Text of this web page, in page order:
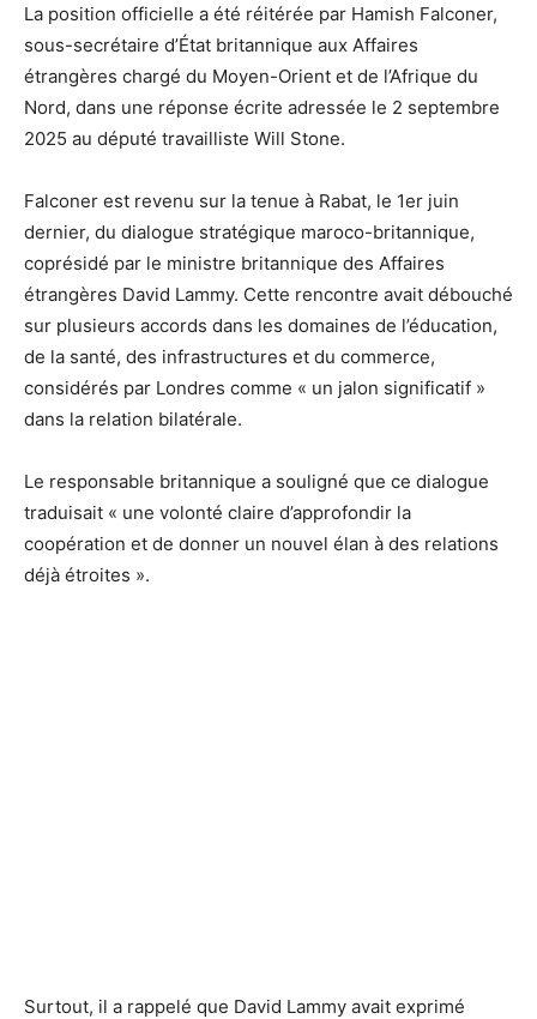
La position officielle a été réitérée par Hamish Falconer,
sous-secrétaire d’État britannique aux Affaires
étrangères chargé du Moyen-Orient et de l’Afrique du
Nord, dans une réponse écrite adressée le 2 septembre
2025 au député travailliste Will Stone.
Falconer est revenu sur la tenue à Rabat, le 1er juin
dernier, du dialogue stratégique maroco-britannique,
coprésidé par le ministre britannique des Affaires
étrangères David Lammy. Cette rencontre avait débouché
sur plusieurs accords dans les domaines de l’éducation,
de la santé, des infrastructures et du commerce,
considérés par Londres comme « un jalon significatif »
dans la relation bilatérale.
Le responsable britannique a souligné que ce dialogue
traduisait « une volonté claire d’approfondir la
coopération et de donner un nouvel élan à des relations
déjà étroites ».
Surtout, il a rappelé que David Lammy avait exprimé